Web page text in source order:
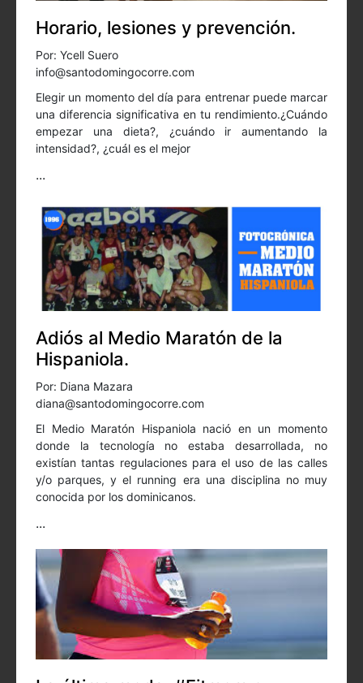
Horario, lesiones y prevención.
Por: Ycell Suero
info@santodomingocorre.com
Elegir un momento del día para entrenar puede marcar
una diferencia significativa en tu rendimiento.¿Cuándo
empezar una dieta?, ¿cuándo ir aumentando la
intensidad?, ¿cuál es el mejor
...
Adiós al Medio Maratón de la
Hispaniola.
Por: Diana Mazara
diana@santodomingocorre.com
El Medio Maratón Hispaniola nació en un momento
donde la tecnología no estaba desarrollada, no
existían tantas regulaciones para el uso de las calles
y/o parques, y el running era una disciplina no muy
conocida por los dominicanos.
...